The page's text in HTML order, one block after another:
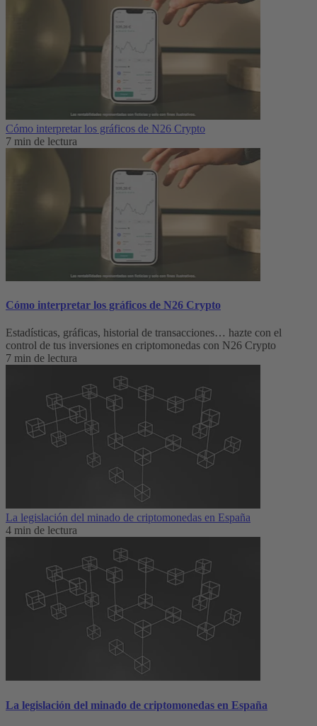
Cómo interpretar los gráficos de N26 Crypto
7 min de lectura
Cómo interpretar los gráficos de N26 Crypto
Estadísticas, gráficas, historial de transacciones… hazte con el
control de tus inversiones en criptomonedas con N26 Crypto
7 min de lectura
La legislación del minado de criptomonedas en España
4 min de lectura
La legislación del minado de criptomonedas en España